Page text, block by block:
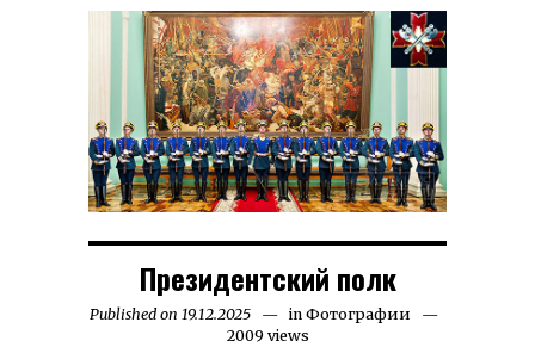
Президентский полк
Published on 19.12.2025 21.12.2025
in Фотографии
2009 views